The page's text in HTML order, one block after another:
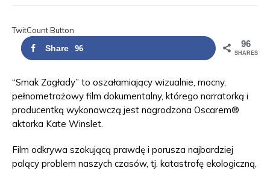
TwitCount Button
Share
96 96
SHARES
“Smak Zagłady” to oszałamiający wizualnie, mocny,
pełnometrażowy film dokumentalny, którego narratorką i
producentką wykonawczą jest nagrodzona Oscarem®
aktorka Kate Winslet.
Film odkrywa szokującą prawdę i porusza najbardziej
palący problem naszych czasów, tj. katastrofę ekologiczną,